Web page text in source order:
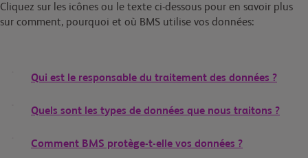
Cliquez sur les icônes ou le texte ci-dessous pour en savoir plus
sur comment, pourquoi et où BMS utilise vos données:
Qui est le responsable du traitement des données ?
Quels sont les types de données que nous traitons ?
Comment BMS protège-t-elle vos données ?